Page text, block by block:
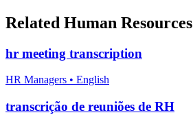
Related Human Resources
hr meeting transcription
HR Managers • English
transcrição de reuniões de RH